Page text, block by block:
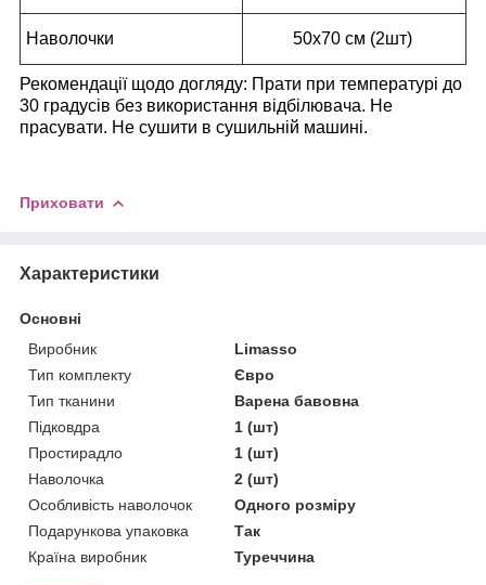
Наволочки 50х70 см (2шт)
Рекомендації щодо догляду: Прати при температурі до
30 градусів без використання відбілювача. Не
прасувати. Не сушити в сушильній машині.
Приховати
Характеристики
Основні
Виробник
Limasso
Тип комплекту
Євро
Тип тканини
Варена бавовна
Підковдра
1 (шт)
Простирадло
1 (шт)
Наволочка
2 (шт)
Особливість наволочок
Одного розміру
Подарункова упаковка
Так
Країна виробник
Туреччина